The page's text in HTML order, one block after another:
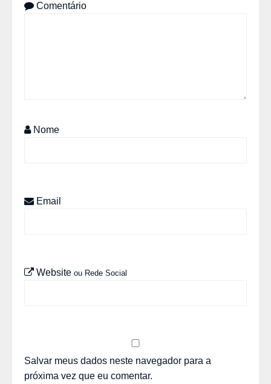
Comentário
Nome
Email
Website ou Rede Social
Salvar meus dados neste navegador para a
próxima vez que eu comentar.